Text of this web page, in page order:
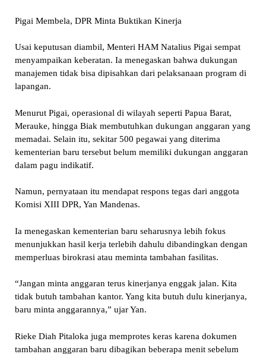
Pigai Membela, DPR Minta Buktikan Kinerja
Usai keputusan diambil, Menteri HAM Natalius Pigai sempat
menyampaikan keberatan. Ia menegaskan bahwa dukungan
manajemen tidak bisa dipisahkan dari pelaksanaan program di
lapangan.
Menurut Pigai, operasional di wilayah seperti Papua Barat,
Merauke, hingga Biak membutuhkan dukungan anggaran yang
memadai. Selain itu, sekitar 500 pegawai yang diterima
kementerian baru tersebut belum memiliki dukungan anggaran
dalam pagu indikatif.
Namun, pernyataan itu mendapat respons tegas dari anggota
Komisi XIII DPR, Yan Mandenas.
Ia menegaskan kementerian baru seharusnya lebih fokus
menunjukkan hasil kerja terlebih dahulu dibandingkan dengan
memperluas birokrasi atau meminta tambahan fasilitas.
“Jangan minta anggaran terus kinerjanya enggak jalan. Kita
tidak butuh tambahan kantor. Yang kita butuh dulu kinerjanya,
baru minta anggarannya,” ujar Yan.
Rieke Diah Pitaloka juga memprotes keras karena dokumen
tambahan anggaran baru dibagikan beberapa menit sebelum